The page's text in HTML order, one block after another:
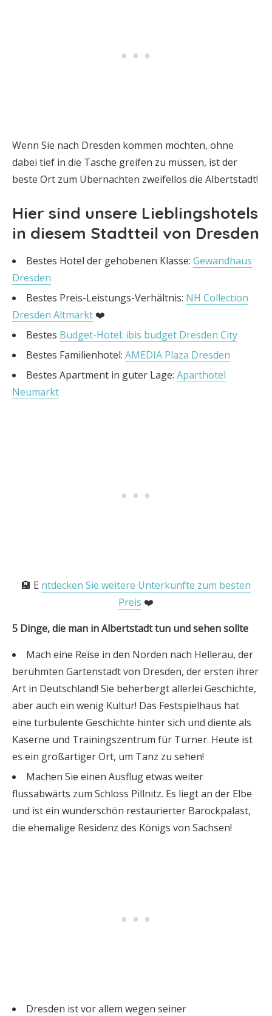
Wenn Sie nach Dresden kommen möchten, ohne
dabei tief in die Tasche greifen zu müssen, ist der
beste Ort zum Übernachten zweifellos die Albertstadt!
Hier sind unsere Lieblingshotels
in diesem Stadtteil von Dresden
Bestes Hotel der gehobenen Klasse: Gewandhaus
Dresden
Bestes Preis-Leistungs-Verhältnis: NH Collection
Dresden Altmarkt ❤️
Bestes Budget-Hotel: ibis budget Dresden City
Bestes Familienhotel: AMEDIA Plaza Dresden
Bestes Apartment in guter Lage: Aparthotel
Neumarkt
🏨 E ntdecken Sie weitere Unterkünfte zum besten
Preis ❤️
5 Dinge, die man in Albertstadt tun und sehen sollte
Mach eine Reise in den Norden nach Hellerau, der
berühmten Gartenstadt von Dresden, der ersten ihrer
Art in Deutschland! Sie beherbergt allerlei Geschichte,
aber auch ein wenig Kultur! Das Festspielhaus hat
eine turbulente Geschichte hinter sich und diente als
Kaserne und Trainingszentrum für Turner. Heute ist
es ein großartiger Ort, um Tanz zu sehen!
Machen Sie einen Ausflug etwas weiter
flussabwärts zum Schloss Pillnitz. Es liegt an der Elbe
und ist ein wunderschön restaurierter Barockpalast,
die ehemalige Residenz des Königs von Sachsen!
Dresden ist vor allem wegen seiner